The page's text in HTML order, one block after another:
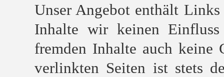
Unser Angebot enthält
Inhalte wir keinen
fremden Inhalte auch keine
verlinkten Seiten ist stets